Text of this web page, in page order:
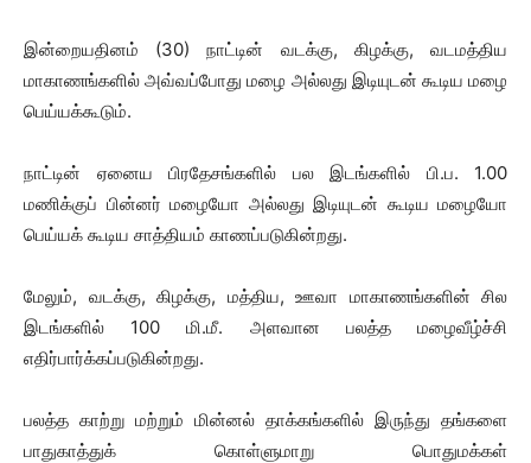
இன்றையதினம் (30) நாட்டின் வடக்கு, கிழக்கு, வடமத்திய
மாகாணங்களில் அவ்வப்போது மழை அல்லது இடியுடன் கூடிய மழை
பெய்யக்கூடும்.
நாட்டின் ஏனைய பிரதேசங்களில் பல இடங்களில் பி.ப. 1.00
மணிக்குப் பின்னர் மழையோ அல்லது இடியுடன் கூடிய மழையோ
பெய்யக் கூடிய சாத்தியம் காணப்படுகின்றது.
மேலும், வடக்கு, கிழக்கு, மத்திய, ஊவா மாகாணங்களின் சில
இடங்களில் 100 மி.மீ. அளவான பலத்த மழைவீழ்ச்சி
எதிர்பார்க்கப்படுகின்றது.
பலத்த காற்று மற்றும் மின்னல் தாக்கங்களில் இருந்து தங்களை
பாதுகாத்துக் கொள்ளுமாறு பொதுமக்கள்